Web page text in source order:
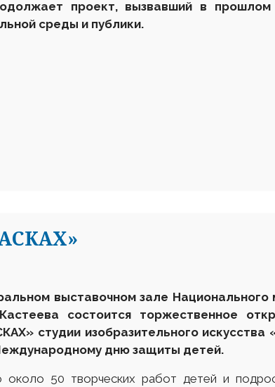
проект, вызвавший в прошлом
среды и публики.
выставочном зале Национального
состоится торжественное
студии изобразительного искусства
дню защиты детей.
около 50 творческих работ детей и